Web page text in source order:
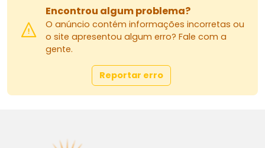
Encontrou algum problema?
O anúncio contém informações incorretas ou
o site apresentou algum erro? Fale com a
gente.
Reportar erro